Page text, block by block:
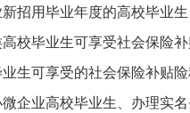
招用毕业年度的高校毕业
校毕业生可享受社会保险
生可享受的社会保险补贴
企业高校毕业生、办理实